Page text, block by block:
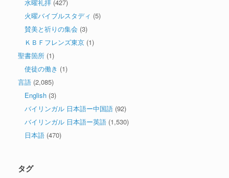
水曜礼拝 (427)
火曜バイブルスタディ (5)
賛美と祈りの集会 (3)
ＫＢＦフレンズ東京 (1)
聖書箇所 (1)
使徒の働き (1)
言語 (2,085)
English (3)
バイリンガル 日本語ー中国語 (92)
バイリンガル 日本語ー英語 (1,530)
日本語 (470)
タグ